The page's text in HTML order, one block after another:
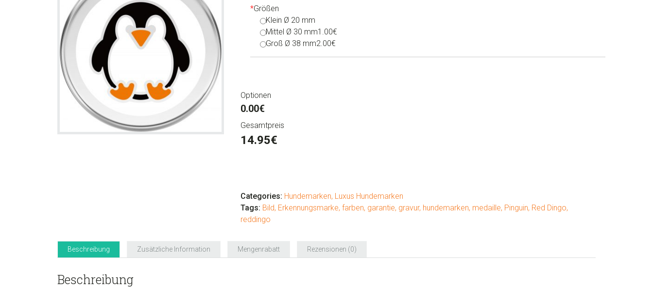
*Größen
Klein Ø 20 mm
Mittel Ø 30 mm1.00€
Groß Ø 38 mm2.00€
Optionen
0.00€
Gesamtpreis
14.95€
"Pinguin"
Menge
Categories: Hundemarken, Luxus Hundemarken
Tags: Bild, Erkennungsmarke, farben, garantie, gravur, hundemarken, medaille, Pinguin, Red Dingo,
reddingo
Beschreibung Zusätzliche Information Mengenrabatt Rezensionen (0)
Beschreibung